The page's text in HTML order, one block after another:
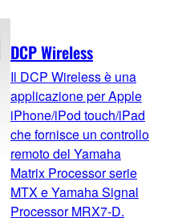
DCP Wireless
Il DCP Wireless è una
applicazione per Apple
iPhone/iPod touch/iPad
che fornisce un controllo
remoto del Yamaha
Matrix Processor serie
MTX e Yamaha Signal
Processor MRX7-D.